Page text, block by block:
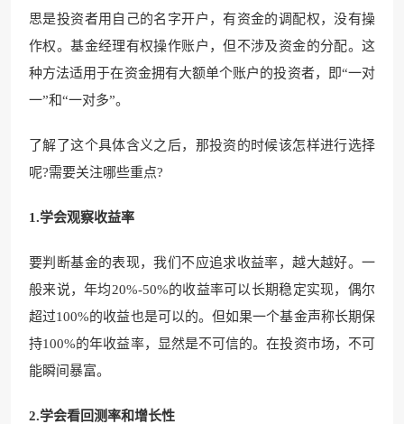
思是投资者用自己的名字开户，有资金的调配权，没有操
作权。基金经理有权操作账户，但不涉及资金的分配。这
种方法适用于在资金拥有大额单个账户的投资者，即“一对
一”和“一对多”。
了解了这个具体含义之后，那投资的时候该怎样进行选择
呢?需要关注哪些重点?
1.学会观察收益率
要判断基金的表现，我们不应追求收益率，越大越好。一
般来说，年均20%-50%的收益率可以长期稳定实现，偶尔
超过100%的收益也是可以的。但如果一个基金声称长期保
持100%的年收益率，显然是不可信的。在投资市场，不可
能瞬间暴富。
2.学会看回测率和增长性